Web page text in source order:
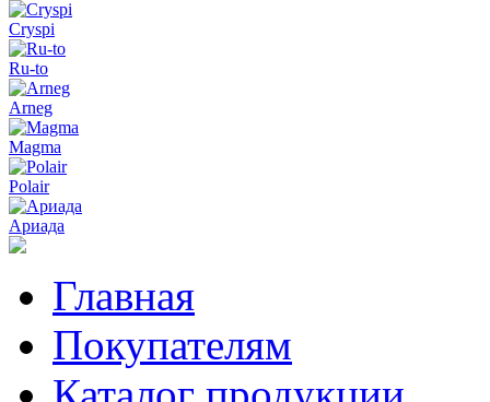
Cryspi
Ru-to
Arneg
Magma
Polair
Ариада
Главная
Покупателям